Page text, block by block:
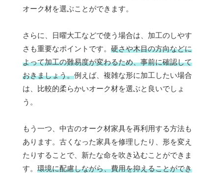
オーク材を選ぶことができます。
さらに、日曜大工などで使う場合は、加工のしやす
さも重要なポイントです。 硬さや木目の方向などに
よって加工の難易度が変わるため、事前に確認して
おきましょう。例えば、複雑な形に加工したい場合
は、比較的柔らかいオーク材を選ぶと良いでしょ
う。
もう一つ、中古のオーク材家具を再利用する方法も
あります。古くなった家具を修理したり、形を変え
たりすることで、新たな命を吹き込むことができま
す。 環境に配慮しながら、費用を抑えることができ